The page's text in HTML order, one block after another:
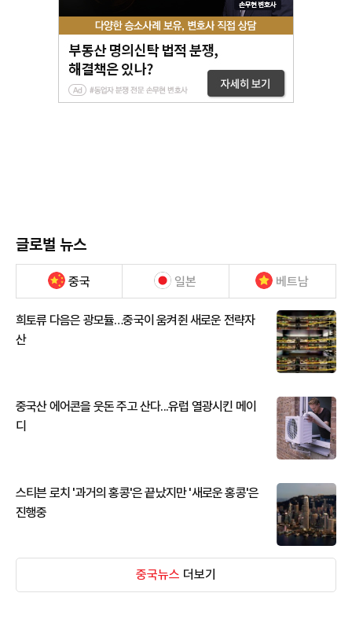
글로벌 뉴스
중국 일본 베트남
희토류 다음은 광모듈…중국이 움켜쥔 새로운 전략자
산
중국산 에어콘을 웃돈 주고 산다...유럽 열광시킨 메이
디
스티븐 로치 '과거의 홍콩'은 끝났지만 '새로운 홍콩'은
진행중
중국뉴스 더보기